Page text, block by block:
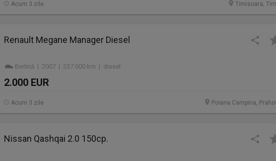
Timisoara,
Acum 3 zile
Renault Megane Manager Diesel
Berlină | 2007 | 237.000 km | diesel
2.000 EUR
Poiana Campina,
Acum 3 zile
Nissan Qashqai 2.0 150cp.